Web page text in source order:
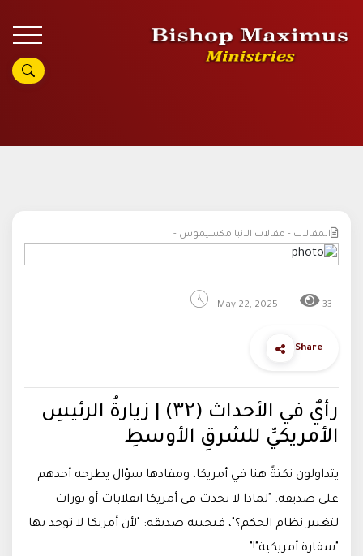
المقالات - مقالات الانبا مكسيموس -
May 22, 2025 33
Share
رأيٌ في الأحداث (۳۲) | زيارةُ الرئيسِ
الأمريكيِّ للشرقِ الأوسطِ
يتداولون نكتةً هنا في أمريكا، ومفادها سؤال يطرحه أحدهم
على صديقه: "لماذا لا تحدث في أمريكا انقلابات أو ثورات
لتغيير نظام الحكم؟"، فيجيبه صديقه: "لأن أمريكا لا توجد بها
"سفارة أمريكية"!".